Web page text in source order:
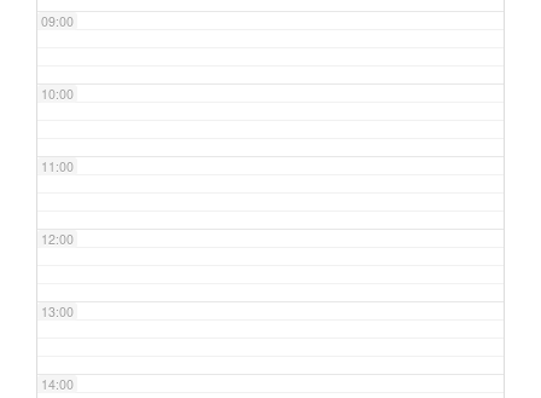
09:00
10:00
11:00
12:00
13:00
14:00